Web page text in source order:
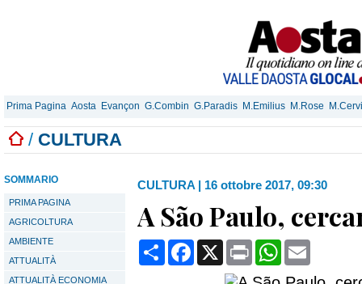
Prima Pagina Aosta Evançon G.Combin G.Paradis M.Emilius M.Rose
/ CULTURA
SOMMARIO
PRIMA PAGINA
AGRICOLTURA
AMBIENTE
ATTUALITÀ
ATTUALITÀ ECONOMIA
CULTURA | 16 ottobre 2017, 09:30
A São Paulo,
CondividiFacebook
X Print WhatsApp